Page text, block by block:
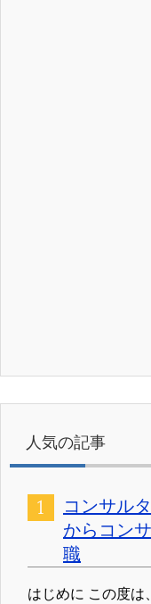
人気の記事
コンサル
からコン
職
はじめに この度は